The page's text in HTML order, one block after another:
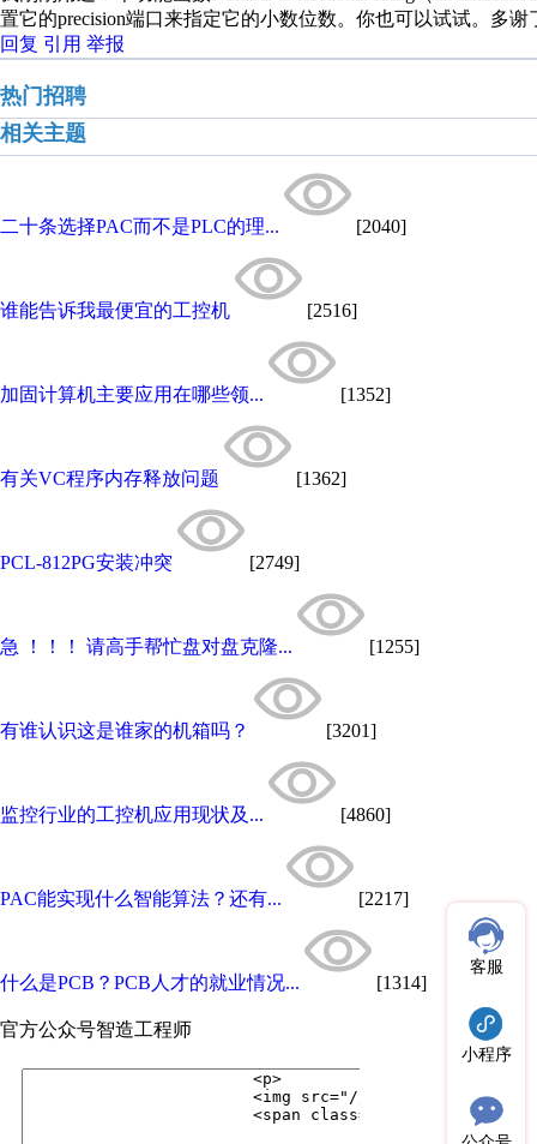
置它的precision端口来指定它的小数位数。你也可以试试。多谢
回复 引用 举报
热门招聘
相关主题
二十条选择PAC而不是PLC的理... [2040]
谁能告诉我最便宜的工控机 [2516]
加固计算机主要应用在哪些领... [1352]
有关VC程序内存释放问题 [1362]
PCL-812PG安装冲突 [2749]
急 ！！！ 请高手帮忙盘对盘克隆... [1255]
有谁认识这是谁家的机箱吗？ [3201]
监控行业的工控机应用现状及... [4860]
PAC能实现什么智能算法？还有... [2217]
什么是PCB？PCB人才的就业情况... [1314]
官方公众号智造工程师
客服
小程序